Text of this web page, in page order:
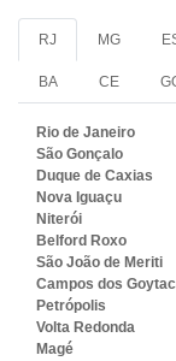
RJ MG
BA CE
Rio de Janeiro
São Gonçalo
Duque de Caxias
Nova Iguaçu
Niterói
Belford Roxo
São João de Meriti
Campos dos
Petrópolis
Volta Redonda
Magé